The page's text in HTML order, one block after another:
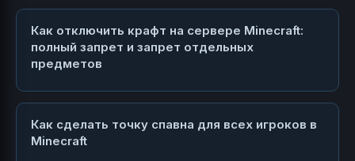
Как отключить крафт на сервере Minecraft:
полный запрет и запрет отдельных
предметов
Как сделать точку спавна для всех игроков в
Minecraft